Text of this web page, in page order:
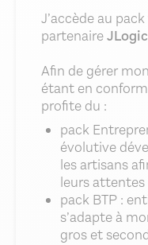
J’accède au pack
partenaire
Afin de gérer
étant en
profite du :
pack
évolutive
les artisans
leurs
pack BTP :
s’adapte à
gros et